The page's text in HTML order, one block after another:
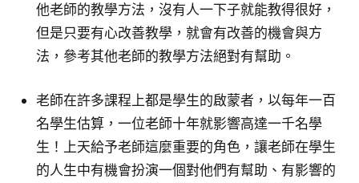
他老師的教學方法，沒有人一下子就能教得很好，
但是只要有心改善教學，就會有改善的機會與方
法，參考其他老師的教學方法絕對有幫助。
老師在許多課程上都是學生的啟蒙者，以每年一百
名學生估算，一位老師十年就影響高達一千名學
生！上天給予老師這麼重要的角色，讓老師在學生
的人生中有機會扮演一個對他們有幫助、有影響的